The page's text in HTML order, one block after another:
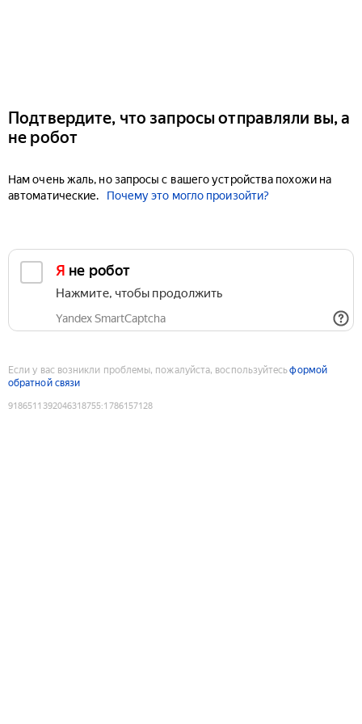
Подтвердите, что запросы отправляли вы, а
не робот
Нам очень жаль, но запросы с вашего устройства похожи на
автоматические.
Почему это могло произойти?
Я не робот
Нажмите, чтобы продолжить
Yandex SmartCaptcha
Если у вас возникли проблемы, пожалуйста, воспользуйтесьформой
обратной связи
9186511392046318755:1786157128